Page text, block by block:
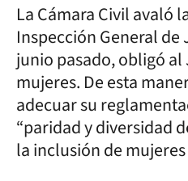
La Cámara Civil avaló
Inspección General de
junio pasado, obligó
mujeres. De esta
adecuar su
“paridad y diversidad
la inclusión de